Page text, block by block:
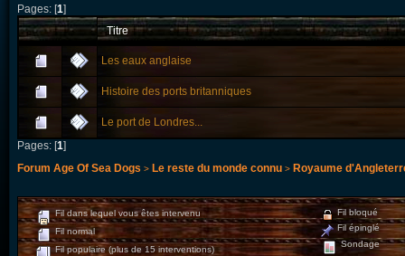
Pages: [1]
Titre
Les eaux anglaise
Histoire des ports britanniques
Le port de Londres...
Pages: [1]
Forum Age Of Sea Dogs > Le reste du monde connu > Royaume
Fil dans lequel vous êtes intervenu
Fil normal
Fil populaire (plus de 15 interventions)
Fil bloqué
Fil épinglé
Sondage